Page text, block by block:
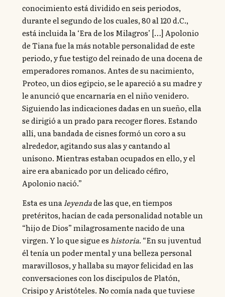
conocimiento está dividido en seis periodos,
durante el segundo de los cuales, 80 al 120 d.C.,
está incluida la ‘Era de los Milagros’ […] Apolonio
de Tiana fue la más notable personalidad de este
periodo, y fue testigo del reinado de una docena de
emperadores romanos. Antes de su nacimiento,
Proteo, un dios egipcio, se le apareció a su madre y
le anunció que encarnaría en el niño venidero.
Siguiendo las indicaciones dadas en un sueño, ella
se dirigió a un prado para recoger flores. Estando
allí, una bandada de cisnes formó un coro a su
alrededor, agitando sus alas y cantando al
unísono. Mientras estaban ocupados en ello, y el
aire era abanicado por un delicado céfiro,
Apolonio nació.”
Esta es unaleyendade las que, en tiempos
pretéritos, hacían de cada personalidad notable un
“hijo de Dios” milagrosamente nacido de una
virgen. Y lo que sigue eshistoria. “En su juventud
él tenía un poder mental y una belleza personal
maravillosos, y hallaba su mayor felicidad en las
conversaciones con los discípulos de Platón,
Crisipo y Aristóteles. No comía nada que tuviese